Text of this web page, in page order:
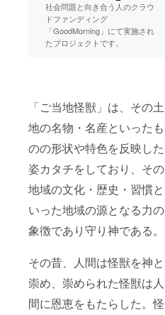
社会問題と向き合う人のクラウ
ドファンディング
「GoodMorning」にて実施され
たプロジェクトです。
「ご当地怪獣」は、その土
地の名物・名産といったも
のの形状や特色を反映した
姿カタチをしており、その
地域の文化・歴史・習慣と
いった地域の源となる力の
象徴であり守り神である。
その昔、人間は怪獣を神と
崇め、崇められた怪獣は人
間に恩恵をもたらした。怪